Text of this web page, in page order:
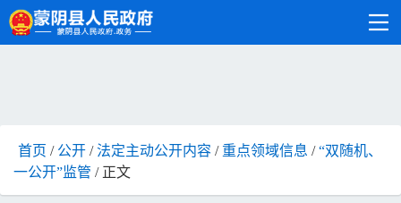
首页 / 公开 /法定主动公开内容 / 重点领域信息 /“双随机、
一公开”监管 / 正文